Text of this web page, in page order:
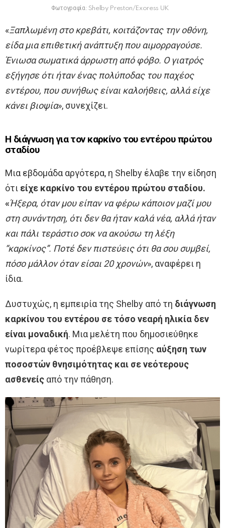
Φωτογραφία: Shelby Preston/Exoress UK
«Ξαπλωμένη στο κρεβάτι, κοιτάζοντας την οθόνη,
είδα μια επιθετική ανάπτυξη που αιμορραγούσε.
Ένιωσα σωματικά άρρωστη από φόβο. Ο γιατρός
εξήγησε ότι ήταν ένας πολύποδας του παχέος
εντέρου, που συνήθως είναι καλοήθεις, αλλά είχε
κάνει βιοψία», συνεχίζει.
Η διάγνωση για τον καρκίνο του εντέρου πρώτου
σταδίου
Μια εβδομάδα αργότερα, η Shelby έλαβε την είδηση ​​
ότι είχε καρκίνο του εντέρου πρώτου σταδίου.
«Ήξερα, όταν μου είπαν να φέρω κάποιον μαζί μου
στη συνάντηση, ότι δεν θα ήταν καλά νέα, αλλά ήταν
και πάλι τεράστιο σοκ να ακούσω τη λέξη
“καρκίνος”. Ποτέ δεν πιστεύεις ότι θα σου συμβεί,
πόσο μάλλον όταν είσαι 20 χρονών», αναφέρει η
ίδια.
Δυστυχώς, η εμπειρία της Shelby από τη διάγνωση
καρκίνου του εντέρου σε τόσο νεαρή ηλικία δεν
είναι μοναδική. Μια μελέτη που δημοσιεύθηκε
νωρίτερα φέτος προέβλεψε επίσης αύξηση των
ποσοστών θνησιμότητας και σε νεότερους
ασθενείς από την πάθηση.